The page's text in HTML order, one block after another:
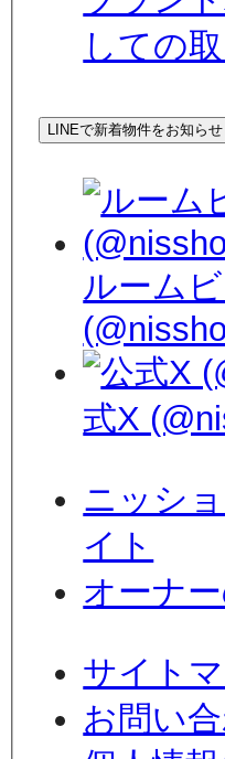
しての
LINEで新着物件をお知らせ
ルーム
式X
ニッシ
イト
オーナ
サイト
お問い